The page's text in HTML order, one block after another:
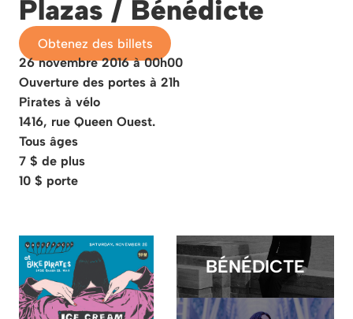
Plazas / Bénédicte
Obtenez des billets
26 novembre 2016 à 00h00
Ouverture des portes à 21h
Pirates à vélo
1416, rue Queen Ouest.
Tous âges
7 $ de plus
10 $ porte
BÉNÉDICTE